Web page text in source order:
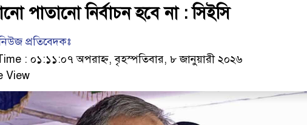
পাতানো নির্বাচন হবে না : সিইসি
প্রতিবেদকঃ
: ০১:১১:০৭ অপরাহ্ন, বৃহস্পতিবার, ৮ জানুয়ারী ২০২৬
View